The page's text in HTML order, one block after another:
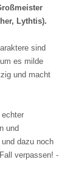
Lythtis).
sind
es milde
und macht
und
dazu noch
verpassen! -